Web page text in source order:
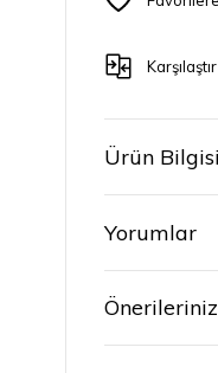
Karşılaştır
Ürün
Yorumlar
Önerileriniz